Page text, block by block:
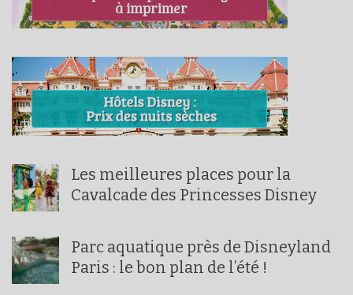
Les meilleures places pour la
Cavalcade des Princesses Disney
Parc aquatique près de Disneyland
Paris : le bon plan de l’été !